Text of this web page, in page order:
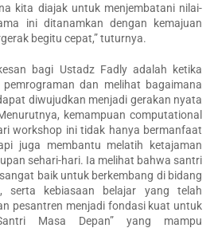
kita diajak untuk menjembatani nilai-
ini ditanamkan dengan kemajuan
begitu cepat,” tuturnya.
bagi Ustadz Fadly adalah ketika
dan melihat bagaimana
diwujudkan menjadi gerakan nyata
kemampuan computational
workshop ini tidak hanya bermanfaat
juga membantu melatih ketajaman
sehari-hari. Ia melihat bahwa santri
baik untuk berkembang di bidang
serta kebiasaan belajar yang telah
pesantren menjadi fondasi kuat untuk
Masa Depan” yang mampu